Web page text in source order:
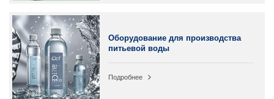
Оборудование для производства
питьевой воды
Подробнее